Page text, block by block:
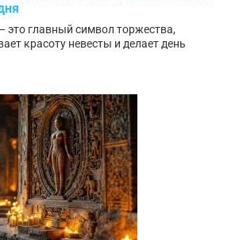
это главный символ торжества,
красоту невесты и делает день